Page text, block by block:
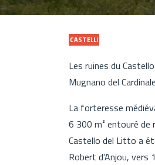
CASTELLI
Les ruines du
Mugnano del
La forteresse
6 300 m² entouré de
Castello del Litto a
Robert d'Anjou, vers